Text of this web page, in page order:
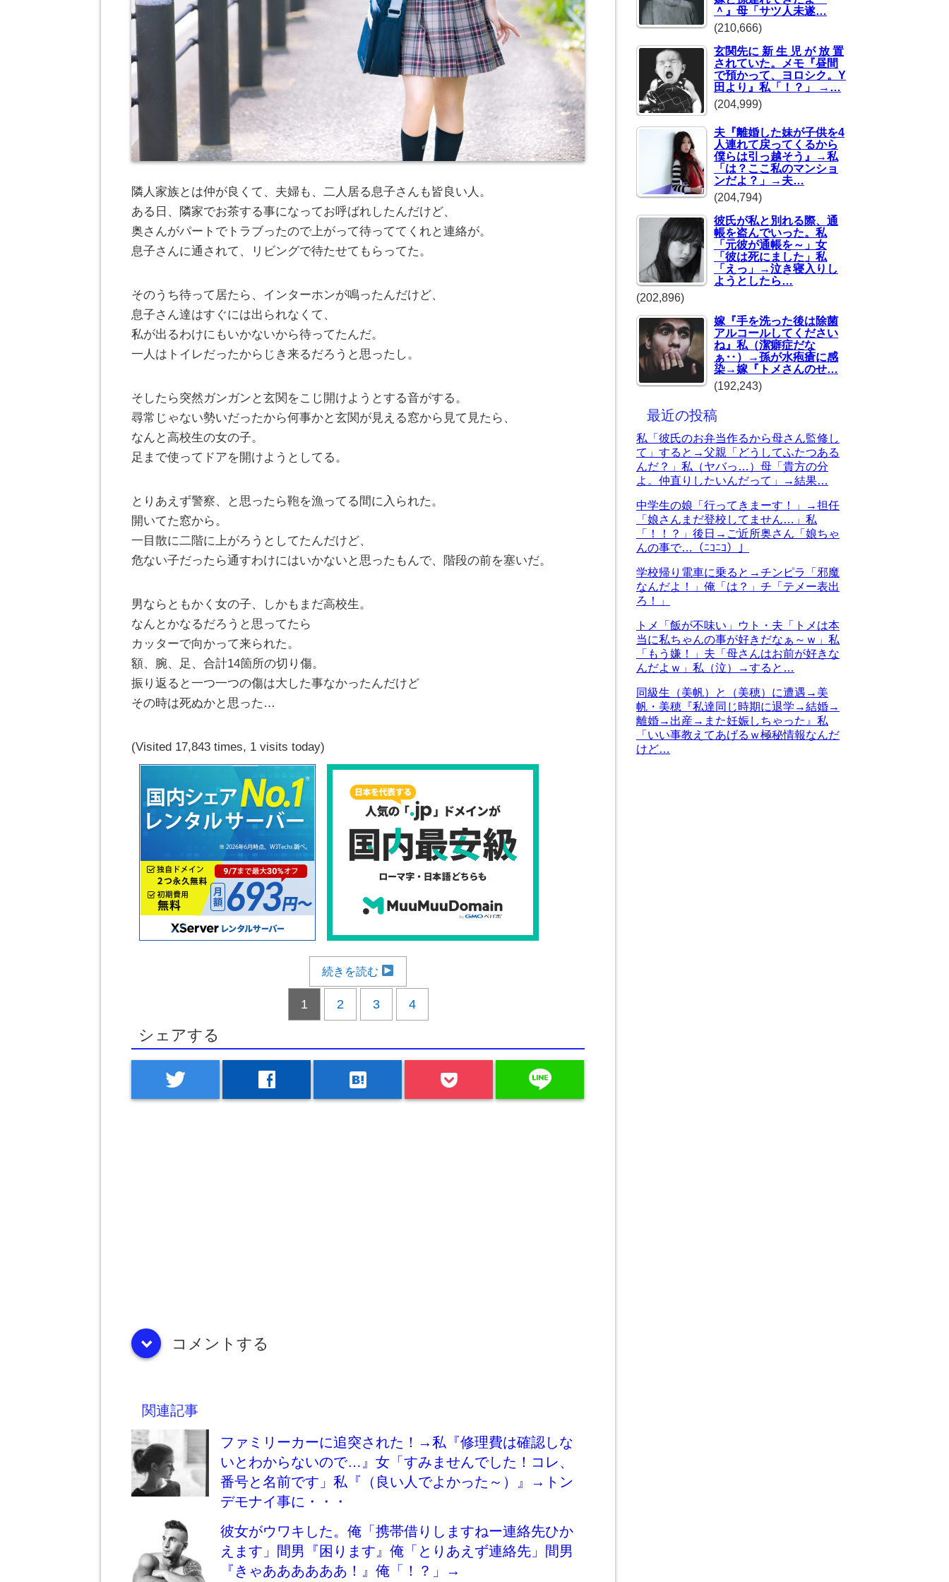
隣人家族とは仲が良くて、夫婦も、二人居る息子さんも皆良い人。
ある日、隣家でお茶する事になってお呼ばれしたんだけど、
奥さんがパートでトラブったので上がって待っててくれと連絡が。
息子さんに通されて、リビングで待たせてもらってた。
そのうち待って居たら、インターホンが鳴ったんだけど、
息子さん達はすぐには出られなくて、
私が出るわけにもいかないから待ってたんだ。
一人はトイレだったからじき来るだろうと思ったし。
そしたら突然ガンガンと玄関をこじ開けようとする音がする。
尋常じゃない勢いだったから何事かと玄関が見える窓から見て見たら、
なんと高校生の女の子。
足まで使ってドアを開けようとしてる。
とりあえず警察、と思ったら鞄を漁ってる間に入られた。
開いてた窓から。
一目散に二階に上がろうとしてたんだけど、
危ない子だったら通すわけにはいかないと思ったもんで、階段の前を塞いだ。
男ならともかく女の子、しかもまだ高校生。
なんとかなるだろうと思ってたら
カッターで向かって来られた。
額、腕、足、合計14箇所の切り傷。
振り返ると一つ一つの傷は大した事なかったんだけど
その時は死ぬかと思った…
(Visited 17,843 times, 1 visits today)
続きを読む
1 2 3 4
シェアする
twitter facebook hatenabookmark line
down コメントする
関連記事
ファミリーカーに追突された！→私『修理費は確認しな
いとわからないので…』女「すみませんでした！コレ、
番号と名前です」私『（良い人でよかった～）』→トン
デモナイ事に・・・
彼女がウワキした。俺「携帯借りしますねー連絡先ひか
えます」間男『困ります』俺「とりあえず連絡先」間男
『きゃああああああ！』俺「！？」→
＾』母「サツ人未遂…
(210,666)
玄関先に 新 生 児 が 放 置
されていた。メモ『昼間
で預かって、ヨロシク。Y
田より』私「！？」 →…
(204,999)
夫『離婚した妹が子供を4
人連れて戻ってくるから
僕らは引っ越そう』→私
「は？ここ私のマンショ
ンだよ？」→夫…
(204,794)
彼氏が私と別れる際、通
帳を盗んでいった。私
「元彼が通帳を～」女
「彼は死にました」私
「えっ」→泣き寝入りし
ようとしたら…
(202,896)
嫁『手を洗った後は除菌
アルコールしてください
ね』私（潔癖症だな
ぁ‥）→孫が水疱瘡に感
染→嫁『トメさんのせ…
(192,243)
最近の投稿
私「彼氏のお弁当作るから母さん監修し
て」すると→父親「どうしてふたつある
んだ？」私（ヤバっ…）母「貴方の分
よ。仲直りしたいんだって」→結果…
中学生の娘「行ってきまーす！」→担任
「娘さんまだ登校してません…」私
「！！？」後日→ご近所奥さん「娘ちゃ
んの事で…（ﾆｺﾆｺ）」
学校帰り電車に乗ると→チンピラ「邪魔
なんだよ！」俺「は？」チ「テメー表出
ろ！」
トメ「飯が不味い」ウト・夫「トメは本
当に私ちゃんの事が好きだなぁ～ｗ」私
「もう嫌！」夫「母さんはお前が好きな
んだよｗ」私（泣）→すると…
同級生（美帆）と（美穂）に遭遇→美
帆・美穂『私達同じ時期に退学→結婚→
離婚→出産→また妊娠しちゃった』私
「いい事教えてあげるｗ極秘情報なんだ
けど…